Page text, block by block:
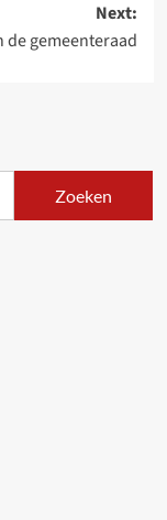
Next:
de gemeenteraad
Zoeken